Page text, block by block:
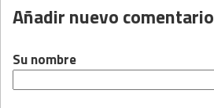
Añadir nuevo comentario
Su nombre